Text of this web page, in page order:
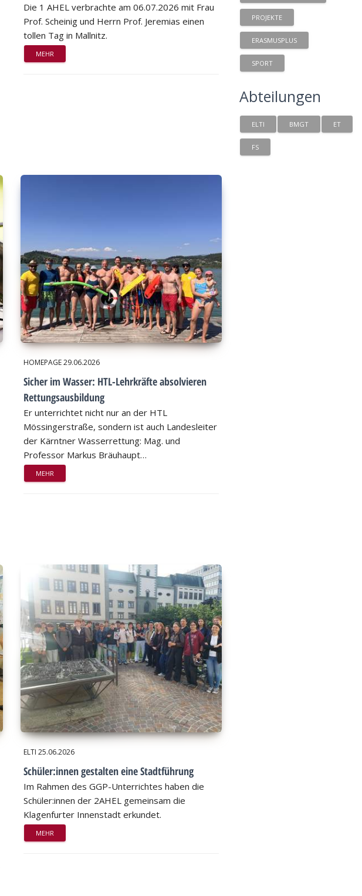
Die 1 AHEL verbrachte am 06.07.2026 mit Frau
Prof. Scheinig und Herrn Prof. Jeremias einen
tollen Tag in Mallnitz.
MEHR
HOMEPAGE29.06.2026
Sicher im Wasser: HTL-Lehrkräfte absolvieren
Rettungsausbildung
Er unterrichtet nicht nur an der HTL
Mössingerstraße, sondern ist auch Landesleiter
der Kärntner Wasserrettung: Mag. und
Professor Markus Bräuhaupt…
MEHR
ELTI 25.06.2026
Schüler:innen gestalten eine Stadtführung
Im Rahmen des GGP-Unterrichtes haben die
Schüler:innen der 2AHEL gemeinsam die
Klagenfurter Innenstadt erkundet.
MEHR
PROJEKTE
ERASMUSPLUS
SPORT
Abteilungen
ELTI BMGT ET
FS